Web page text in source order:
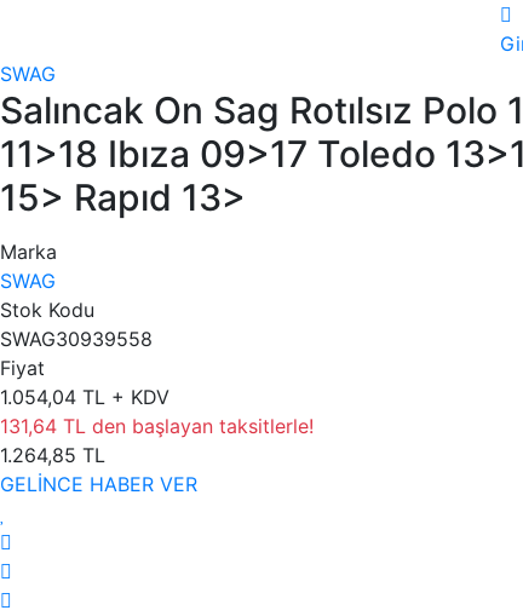
SWAG
Salıncak On Sag Rotılsız Polo
11>18 Ibıza 09>17 Toledo
15> Rapıd 13>
Marka
SWAG
Stok Kodu
SWAG30939558
Fiyat
1.054,04 TL + KDV
131,64 TL den başlayan taksitlerle!
1.264,85 TL
GELİNCE HABER VER